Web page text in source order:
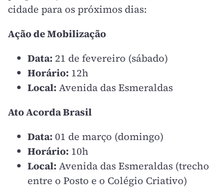
cidade para os próximos dias:
Ação de Mobilização
Data: 21 de fevereiro (sábado)
Horário: 12h
Local: Avenida das Esmeraldas
Ato Acorda Brasil
Data: 01 de março (domingo)
Horário: 10h
Local: Avenida das Esmeraldas (trecho
entre o Posto e o Colégio Criativo)